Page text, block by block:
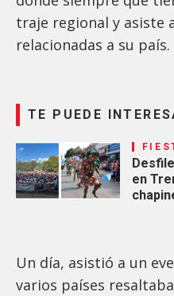
traje regional y asiste
relacionadas a su país.
TE PUEDE
en
Un día, asistió a un
varios países